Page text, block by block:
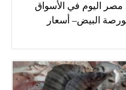
مصر اليوم في الأسواق
البيض– أسعار